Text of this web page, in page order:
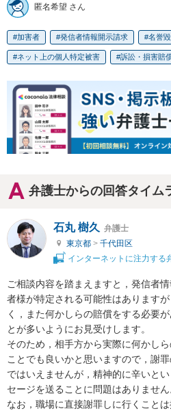
匿名希望 さん
加害者 発信者情報開示請求 名誉
ネット上の個人特定被害 訴訟・損害賠
弁護士からの回答タイム
石丸 樹久 弁護士
東京都 > 千代田区
インターネットに注力する
ご相談内容を踏まえますと，発信者
者様が特定される可能性はあります
く，また何かしらの賠償をする必要
とが多いようにお見受けします。
そのため，相手方から実際に何かし
ことでも良いかと思いますので，謝
ではいえませんが，精神的に辛いと
セージを送ることに問題はありません
なお，職場に直接謝罪しに行くこと